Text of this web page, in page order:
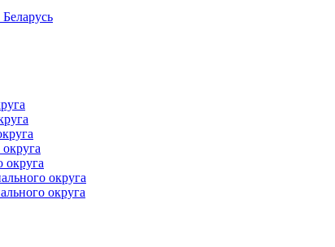
округа
округа
округа